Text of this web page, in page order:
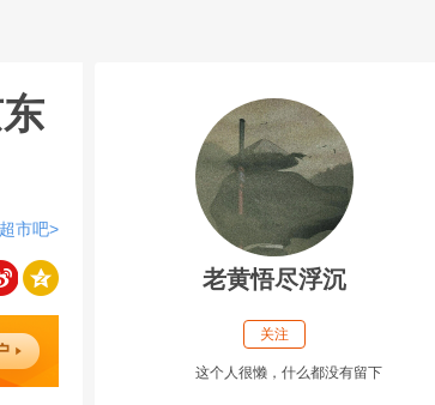
市吧>
老黄悟尽浮沉
关注
这个人很懒，什么都没有留下